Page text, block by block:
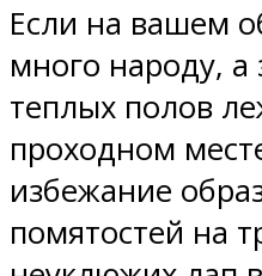
Если на вашем
много народу, а
теплых полов
проходном
избежание
помятостей на